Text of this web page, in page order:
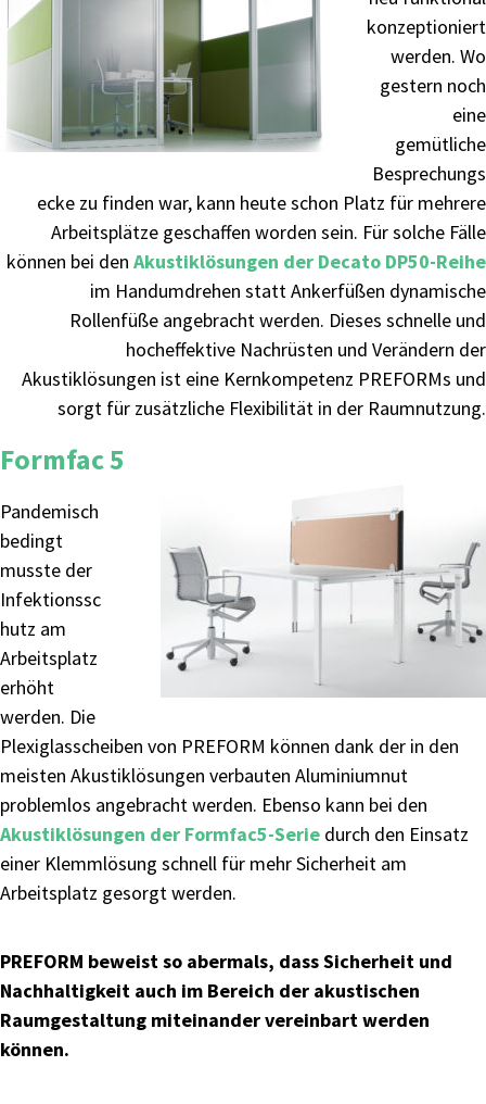
konzeptioniert
werden. Wo
gestern noch
eine
gemütliche
Besprechungs
ecke zu finden war, kann heute schon Platz für mehrere
Arbeitsplätze geschaffen worden sein. Für solche Fälle
können bei den Akustiklösungen der Decato DP50-Reihe
im Handumdrehen statt Ankerfüßen dynamische
Rollenfüße angebracht werden. Dieses schnelle und
hocheffektive Nachrüsten und Verändern der
Akustiklösungen ist eine Kernkompetenz PREFORMs und
sorgt für zusätzliche Flexibilität in der Raumnutzung.
Formfac 5
Pandemisch
bedingt
musste der
Infektionssc
hutz am
Arbeitsplatz
erhöht
werden. Die
Plexiglasscheiben von PREFORM können dank der in den
meisten Akustiklösungen verbauten Aluminiumnut
problemlos angebracht werden. Ebenso kann bei den
Akustiklösungen der Formfac5-Serie durch den Einsatz
einer Klemmlösung schnell für mehr Sicherheit am
Arbeitsplatz gesorgt werden.
PREFORM beweist so abermals, dass Sicherheit und
Nachhaltigkeit auch im Bereich der akustischen
Raumgestaltung miteinander vereinbart werden
können.